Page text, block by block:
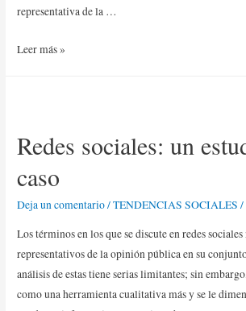
representativa de la …
Leer más »
Redes sociales: un
caso
Deja un comentario/TENDENCIAS SOCIALES /
Los términos en los que se discute en redes
representativos de la opinión pública en su
análisis de estas tiene serias limitantes; sin
como una herramienta cualitativa más y se le